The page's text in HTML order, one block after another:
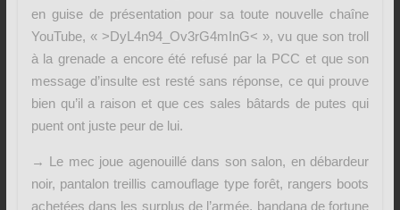
en guise de présentation pour sa toute nouvelle chaîne
YouTube, « >DyL4n94_Ov3rG4mInG< », vu que son troll
à la grenade a encore été refusé par la PCC et que son
message d’insulte est resté sans réponse, ce qui prouve
bien qu’il a raison et que ces sales bâtards de putes qui
puent ont juste peur de lui.
→ Le mec joue agenouillé dans son salon, en débardeur
noir, pantalon treillis camouflage type forêt, rangers boots
achetées dans les surplus de l’armée, bandana de fortune